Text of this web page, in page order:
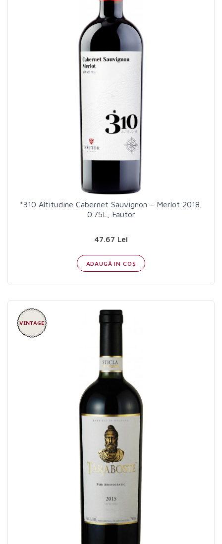
*310 Altitudine Cabernet Sauvignon – Merlot 2018,
0.75L, Fautor
47.67 Lei
ADAUGĂ IN COŞ